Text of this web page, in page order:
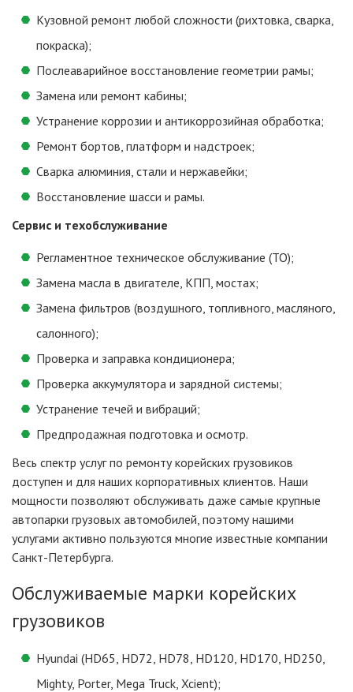
Кузовной ремонт любой сложности (рихтовка, сварка,
покраска);
Послеаварийное восстановление геометрии рамы;
Замена или ремонт кабины;
Устранение коррозии и антикоррозийная обработка;
Ремонт бортов, платформ и надстроек;
Сварка алюминия, стали и нержавейки;
Восстановление шасси и рамы.
Сервис и техобслуживание
Регламентное техническое обслуживание (ТО);
Замена масла в двигателе, КПП, мостах;
Замена фильтров (воздушного, топливного, масляного,
салонного);
Проверка и заправка кондиционера;
Проверка аккумулятора и зарядной системы;
Устранение течей и вибраций;
Предпродажная подготовка и осмотр.
Весь спектр услуг по ремонту корейских грузовиков
доступен и для наших корпоративных клиентов. Наши
мощности позволяют обслуживать даже самые крупные
автопарки грузовых автомобилей, поэтому нашими
услугами активно пользуются многие известные компании
Санкт-Петербурга.
Обслуживаемые марки корейских
грузовиков
Hyundai (HD65, HD72, HD78, HD120, HD170, HD250,
Mighty, Porter, Mega Truck, Xcient);